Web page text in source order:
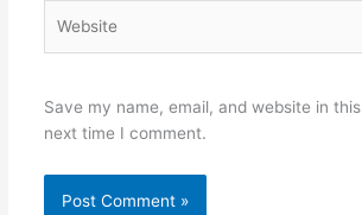
Save my name, email, and website in
next time I comment.